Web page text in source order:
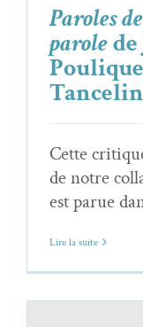
Paroles
parole
Tancelin
Cette
de notre
est parue
Lire la suite